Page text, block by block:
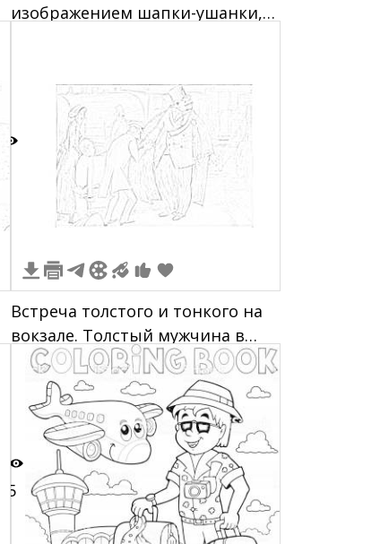
изображением шапки-ушанки,
рисунок включает иконки,
связанные с путешествиями,
такие как самолет, пальма,
багаж и солнце.
2
Встреча толстого и тонкого на
вокзале. Толстый мужчина в
цилиндре, тонкий мужчина с
багажом, женщина с чадом на
фоне, пассажиры и поезд на
заднем плане.
5